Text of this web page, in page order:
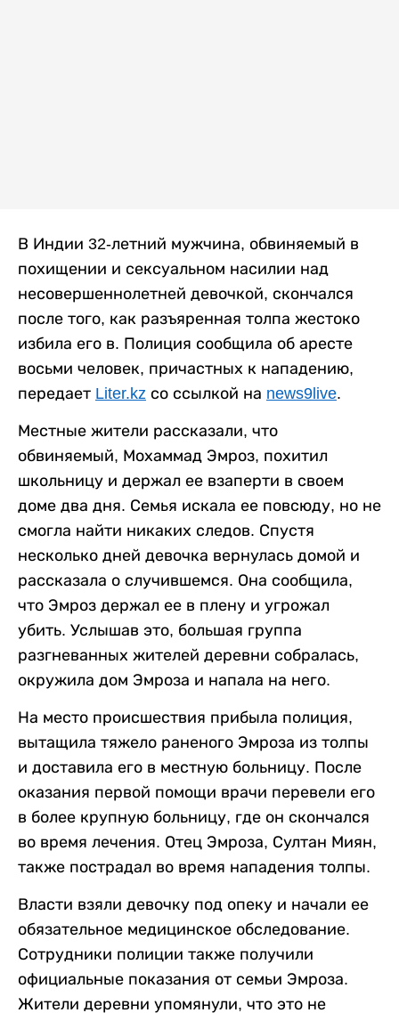
В Индии 32-летний мужчина, обвиняемый в
похищении и сексуальном насилии над
несовершеннолетней девочкой, скончался
после того, как разъяренная толпа жестоко
избила его в. Полиция сообщила об аресте
восьми человек, причастных к нападению,
передает Liter.kz со ссылкой на news9live.
Местные жители рассказали, что
обвиняемый, Мохаммад Эмроз, похитил
школьницу и держал ее взаперти в своем
доме два дня. Семья искала ее повсюду, но не
смогла найти никаких следов. Спустя
несколько дней девочка вернулась домой и
рассказала о случившемся. Она сообщила,
что Эмроз держал ее в плену и угрожал
убить. Услышав это, большая группа
разгневанных жителей деревни собралась,
окружила дом Эмроза и напала на него.
На место происшествия прибыла полиция,
вытащила тяжело раненого Эмроза из толпы
и доставила его в местную больницу. После
оказания первой помощи врачи перевели его
в более крупную больницу, где он скончался
во время лечения. Отец Эмроза, Султан Миян,
также пострадал во время нападения толпы.
Власти взяли девочку под опеку и начали ее
обязательное медицинское обследование.
Сотрудники полиции также получили
официальные показания от семьи Эмроза.
Жители деревни упомянули, что это не